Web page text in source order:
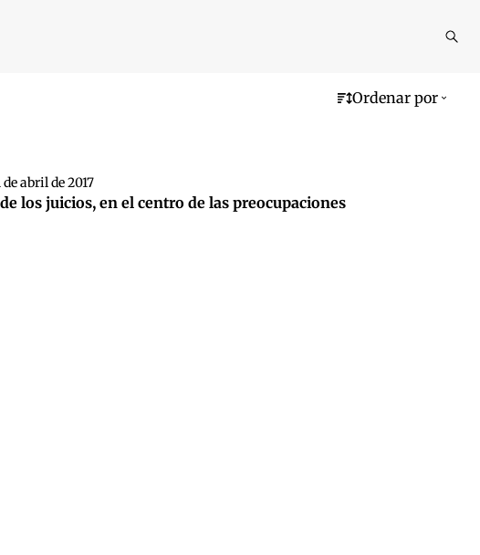
Ordenar por
abril de 2017
los juicios, en el centro de las preocupaciones